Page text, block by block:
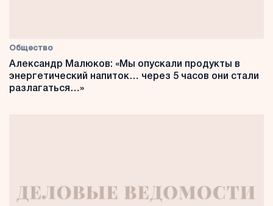
Общество
Александр Малюков: «Мы опускали продукты в
энергетический напиток… через 5 часов они стали
разлагаться…»